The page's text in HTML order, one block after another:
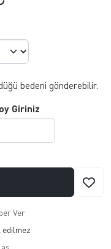
bedeni gönderebilir.
Giriniz
Ver